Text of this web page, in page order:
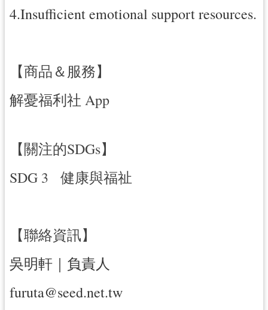
4.Insufficient emotional support resources.
【商品＆服務】
解憂福利社 App
【關注的SDGs】
SDG 3 健康與福祉
【聯絡資訊】
吳明軒｜負責人
furuta@seed.net.tw